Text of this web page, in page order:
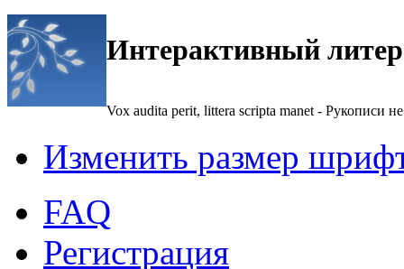
Интерактивный
Vox audita perit, littera scripta manet - Рукописи не
Изменить размер
FAQ
Регистрация